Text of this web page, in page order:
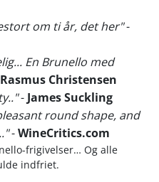
om ti år, det her"-
En Brunello med
Christensen
- James Suckling
round shape, and
-WineCritics.com
frigivelser… Og alle
indfriet.